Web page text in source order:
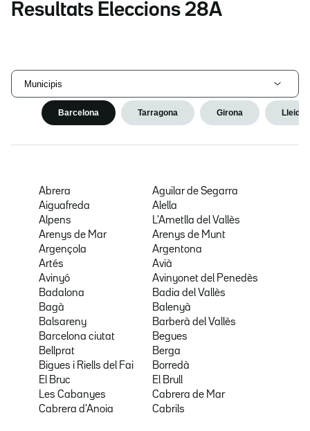
Resultats Eleccions 28A
Municipis
Barcelona Tarragona Girona Lleida
Abrera
Aguilar de Segarra
Aiguafreda
Alella
Alpens
L'Ametlla del Vallès
Arenys de Mar
Arenys de Munt
Argençola
Argentona
Artés
Avià
Avinyó
Avinyonet del Penedès
Badalona
Badia del Vallès
Bagà
Balenyà
Balsareny
Barberà del Vallès
Barcelona ciutat
Begues
Bellprat
Berga
Bigues i Riells del Fai
Borredà
El Bruc
El Brull
Les Cabanyes
Cabrera de Mar
Cabrera d'Anoia
Cabrils